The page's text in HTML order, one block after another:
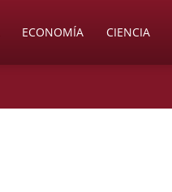
ECONOMÍA CIENCIA